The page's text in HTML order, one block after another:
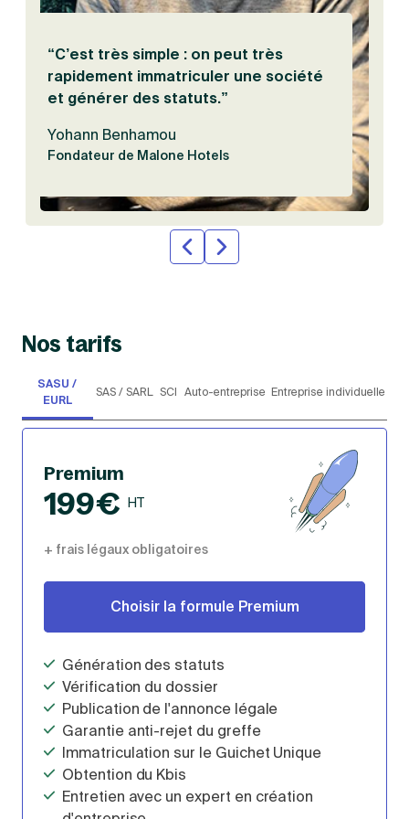
“C’est très simple : on peut très
rapidement immatriculer une société
et générer des statuts.”
Yohann Benhamou
Fondateur de Malone Hotels
Nos tarifs
SASU /
EURL
SAS /
SARL
SC
I
Auto-
entreprise
Entreprise
individuelle
Premium
199€ HT
+ frais légaux obligatoires
Choisir la formule Premium
Génération des statuts
Vérification du dossier
Publication de l'annonce légale
Garantie anti-rejet du greffe
Immatriculation sur le Guichet Unique
Obtention du Kbis
Entretien avec un expert en création